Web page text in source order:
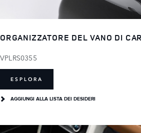
ORGANIZZATORE DEL VANO DI
VPLRS0355
ESPLORA
AGGIUNGI ALLA LISTA DEI DESIDERI